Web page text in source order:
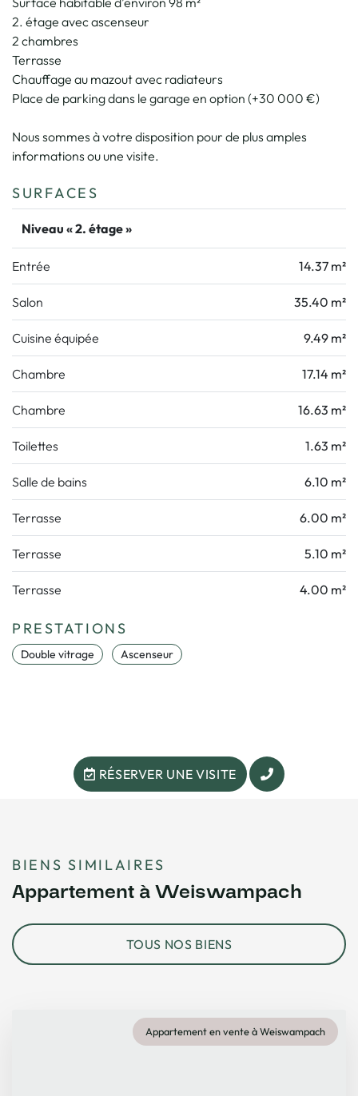
2. étage avec ascenseur
2 chambres
Terrasse
Chauffage au mazout avec radiateurs
Place de parking dans le garage en option (+30 000 €)
Nous sommes à votre disposition pour de plus amples
informations ou une visite.
SURFACES
Niveau « 2. étage »
Entrée 14.37 m²
Salon 35.40 m²
Cuisine équipée 9.49 m²
Chambre 17.14 m²
Chambre 16.63 m²
Toilettes 1.63 m²
Salle de bains 6.10 m²
Terrasse 6.00 m²
Terrasse 5.10 m²
Terrasse 4.00 m²
PRESTATIONS
Double vitrage Ascenseur
RÉSERVER UNE VISITE
BIENS SIMILAIRES
Appartement à Weiswampach
TOUS NOS BIENS
Appartement en vente à Weiswampach